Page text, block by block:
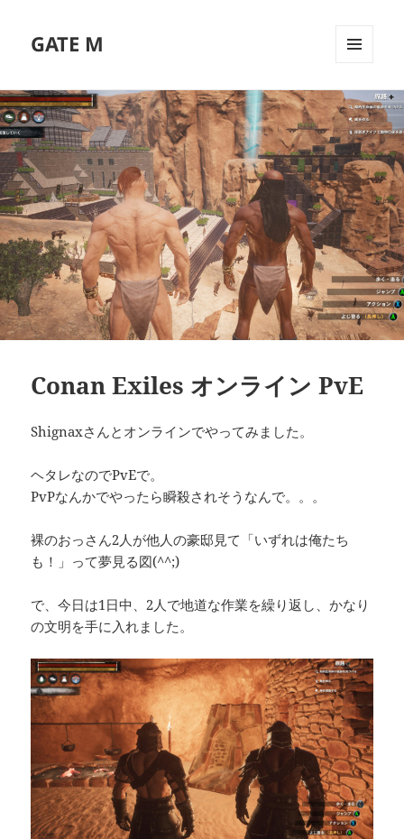
GATE M
ーとウ
ィジェ
ット
Conan Exiles オンライン PvE
Shignaxさんとオンラインでやってみました。
ヘタレなのでPvEで。
PvPなんかでやったら瞬殺されそうなんで。。。
裸のおっさん2人が他人の豪邸見て「いずれは俺たち
も！」って夢見る図(^^;)
で、今日は1日中、2人で地道な作業を繰り返し、かなり
の文明を手に入れました。